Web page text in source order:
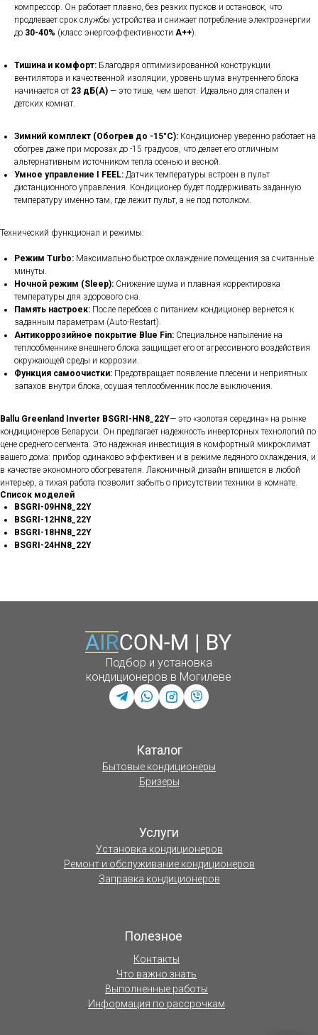
компрессор. Он работает плавно, без резких пусков и остановок, что
продлевает срок службы устройства и снижает потребление электроэнергии
до 30-40% (класс энергоэффективности A++).
Тишина и комфорт: Благодаря оптимизированной конструкции
вентилятора и качественной изоляции, уровень шума внутреннего блока
начинается от 23 дБ(А) — это тише, чем шепот. Идеально для спален и
детских комнат.
Зимний комплект (Обогрев до -15°C): Кондиционер уверенно работает на
обогрев даже при морозах до -15 градусов, что делает его отличным
альтернативным источником тепла осенью и весной.
Умное управление I FEEL: Датчик температуры встроен в пульт
дистанционного управления. Кондиционер будет поддерживать заданную
температуру именно там, где лежит пульт, а не под потолком.
Технический функционал и режимы:
Режим Turbo: Максимально быстрое охлаждение помещения за считанные
минуты.
Ночной режим (Sleep): Снижение шума и плавная корректировка
температуры для здорового сна.
Память настроек: После перебоев с питанием кондиционер вернется к
заданным параметрам (Auto-Restart).
Антикоррозийное покрытие Blue Fin: Специальное напыление на
теплообменнике внешнего блока защищает его от агрессивного воздействия
окружающей среды и коррозии.
Функция самоочистки: Предотвращает появление плесени и неприятных
запахов внутри блока, осушая теплообменник после выключения.
Ballu Greenland Inverter BSGRI-HN8_22Y— это «золотая середина» на рынке
кондиционеров Беларуси. Он предлагает надежность инверторных технологий по
цене среднего сегмента. Это надежная инвестиция в комфортный микроклимат
вашего дома: прибор одинаково эффективен и в режиме ледяного охлаждения, и
в качестве экономного обогревателя. Лаконичный дизайн впишется в любой
интерьер, а тихая работа позволит забыть о присутствии техники в комнате.
Список моделей
BSGRI-09HN8_22Y
BSGRI-12HN8_22Y
BSGRI-18HN8_22Y
BSGRI-24HN8_22Y
Контакты
Что важно знать
Выполненные работы
Информация по рассрочкам
Подбор и установка
кондиционеров в Могилеве
Услуги
Установка кондиционеров
Ремонт и обслуживание кондиционеров
Заправка кондиционеров
Полезное
Каталог
Бытовые кондиционеры
Бризеры